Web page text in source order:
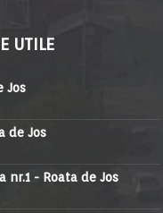
UTILE
Jos
de Jos
nr.1 - Roata de Jos